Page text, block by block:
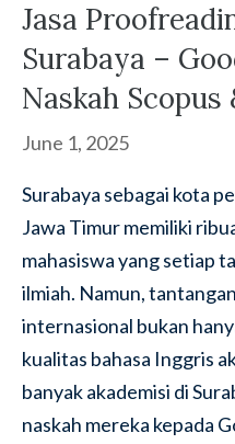
Jasa
Surabaya –
Naskah Scopus
June 1, 2025
Surabaya sebagai kota
Jawa Timur memiliki
mahasiswa yang setiap
ilmiah. Namun,
internasional bukan
kualitas bahasa Inggris
banyak akademisi di
naskah mereka kepada